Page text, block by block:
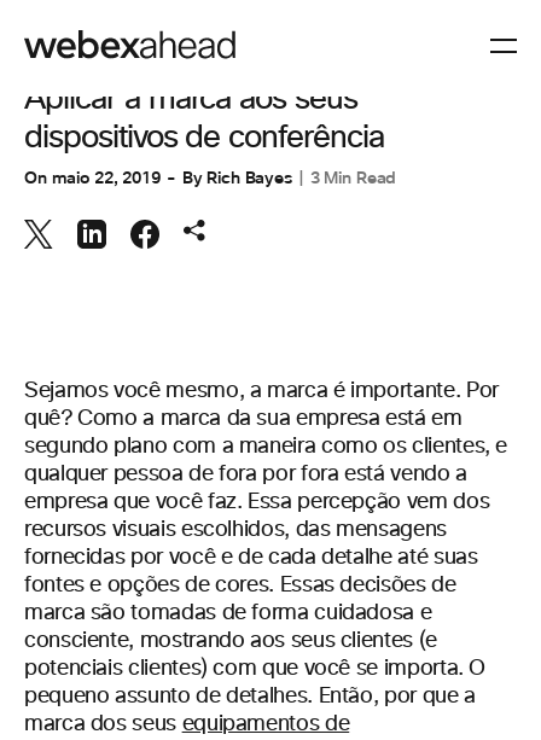
ESPAÇOS DE TRABALHO
Aplicar a marca aos seus
dispositivos de conferência
On maio 22, 2019 ByRich Bayes 3 Min Read
Sejamos você mesmo, a marca é importante. Por
quê? Como a marca da sua empresa está em
segundo plano com a maneira como os clientes, e
qualquer pessoa de fora por fora está vendo a
empresa que você faz. Essa percepção vem dos
recursos visuais escolhidos, das mensagens
fornecidas por você e de cada detalhe até suas
fontes e opções de cores. Essas decisões de
marca são tomadas de forma cuidadosa e
consciente, mostrando aos seus clientes (e
potenciais clientes) com que você se importa. O
pequeno assunto de detalhes. Então, por que a
marca dos seus equipamentos de